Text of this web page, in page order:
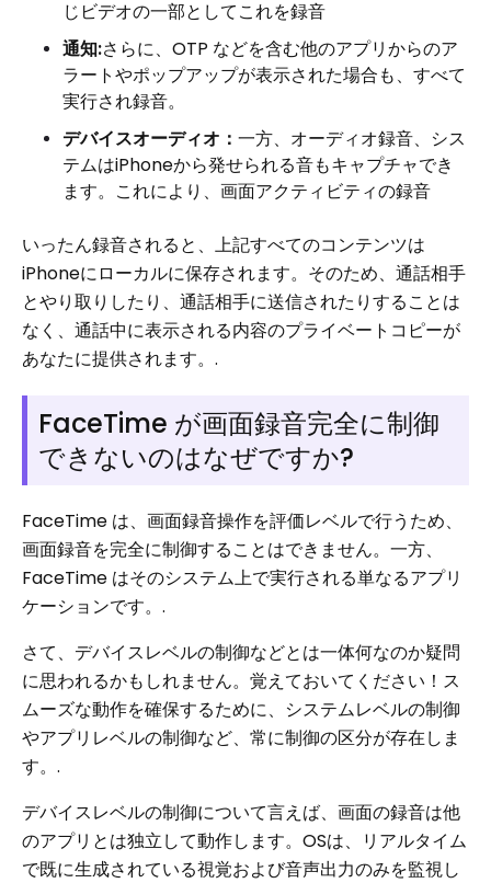
じビデオの一部としてこれを録音
通知:さらに、OTP などを含む他のアプリからのア
ラートやポップアップが表示された場合も、すべて
実行され録音。
デバイスオーディオ： 一方、オーディオ録音、シス
テムはiPhoneから発せられる音もキャプチャでき
ます。これにより、画面アクティビティの録音
いったん録音されると、上記すべてのコンテンツは
iPhoneにローカルに保存されます。そのため、通話相手
とやり取りしたり、通話相手に送信されたりすることは
なく、通話中に表示される内容のプライベートコピーが
あなたに提供されます。.
FaceTime が画面録音完全に制御
できないのはなぜですか?
FaceTime は、画面録音操作を評価レベルで行うため、
画面録音を完全に制御することはできません。一方、
FaceTime はそのシステム上で実行される単なるアプリ
ケーションです。.
さて、デバイスレベルの制御などとは一体何なのか疑問
に思われるかもしれません。覚えておいてください！ス
ムーズな動作を確保するために、システムレベルの制御
やアプリレベルの制御など、常に制御の区分が存在しま
す。.
デバイスレベルの制御について言えば、画面の録音は他
のアプリとは独立して動作します。OSは、リアルタイム
で既に生成されている視覚および音声出力のみを監視し